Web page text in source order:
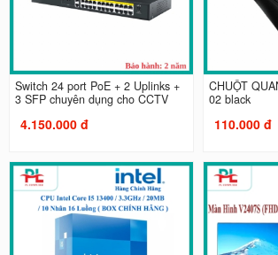
Switch 24 port PoE + 2 Uplinks +
3 SFP chuyên dụng cho CCTV
4.150.000 đ
CHUỘT
02 black
110.000 đ